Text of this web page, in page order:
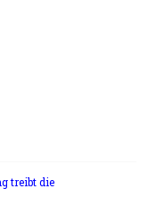
treibt die